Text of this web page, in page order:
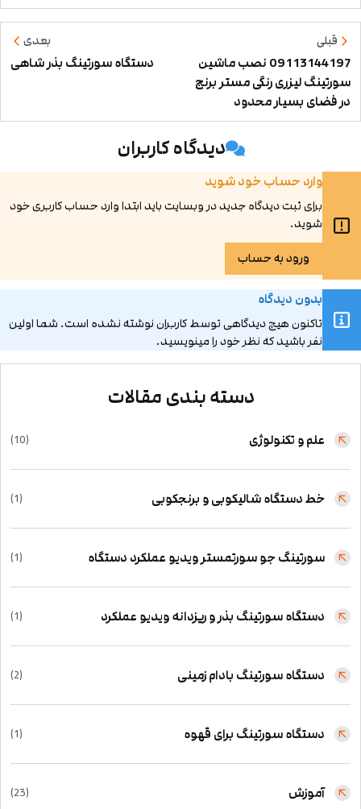
قبلی
09113144197 نصب ماشین
سورتینگ لیزری رنگی مستر برنج
در فضای بسیار محدود
بعدی
دستگاه سورتینگ بذر شاهی
دیدگاه کاربران
وارد حساب خود شوید
برای ثبت دیدگاه جدید در وبسایت باید ابتدا وارد حساب کاربری خود
شوید.
ورود به حساب
بدون دیدگاه
تاکنون هیچ دیدگاهی توسط کاربران نوشته نشده است. شما اولین
نفر باشید که نظر خود را مینویسید.
دسته بندی مقالات
علم و تکنولوژی (10)
خط دستگاه شالیکوبی و برنجکوبی (1)
سورتینگ جو سورتمستر ویدیو عملکرد دستگاه (1)
دستگاه سورتینگ بذر و ریزدانه ویدیو عملکرد (1)
دستگاه سورتینگ بادام زمینی (2)
دستگاه سورتینگ برای قهوه (1)
آموزش (23)